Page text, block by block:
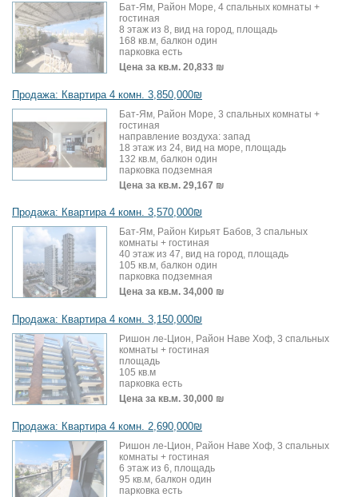
Бат-Ям, Район Море, 4 спальных комнаты +
гостиная
8 этаж из 8, вид на город, площадь
168 кв.м, балкон один
парковка есть
Цена за кв.м. 20,833 ₪
Продажа: Квартира 4 комн. 3,850,000₪
Бат-Ям, Район Море, 3 спальных комнаты +
гостиная
направление воздуха: запад
18 этаж из 24, вид на море, площадь
132 кв.м, балкон один
парковка подземная
Цена за кв.м. 29,167 ₪
Продажа: Квартира 4 комн. 3,570,000₪
Бат-Ям, Район Кирьят Бабов, 3 спальных
комнаты + гостиная
40 этаж из 47, вид на город, площадь
105 кв.м, балкон один
парковка подземная
Цена за кв.м. 34,000 ₪
Продажа: Квартира 4 комн. 3,150,000₪
Ришон ле-Цион, Район Наве Хоф, 3 спальных
комнаты + гостиная
площадь
105 кв.м
парковка есть
Цена за кв.м. 30,000 ₪
Продажа: Квартира 4 комн. 2,690,000₪
Ришон ле-Цион, Район Наве Хоф, 3 спальных
комнаты + гостиная
6 этаж из 6, площадь
95 кв.м, балкон один
парковка есть